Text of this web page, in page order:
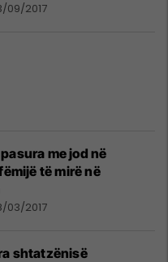
09/2017
me jod në
të mirë në
03/2017
shtatzënisë